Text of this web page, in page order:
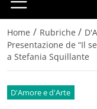
Home / Rubriche /
Presentazione de “Il
a Stefania Squillante
D'Amore e d'Arte